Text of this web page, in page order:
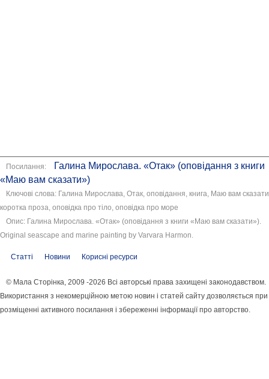
Посилання:
Галина Мирослава. «Отак» (оповідання з книги
«Маю вам сказати»)
Ключові слова: Галина Мирослава, Отак, оповідання, книга, Маю вам
коротка проза, оповідка про тіло, оповідка про море
Опис: Галина Мирослава. «Отак» (оповідання з книги «Маю вам сказати»).
Original seascape and marine painting by Varvara Harmon.
Статті Новини Корисні ресурси
© Мала Сторінка, 2009 -2026 Всі авторські права захищені законодавством.
Використання з некомерційною метою новин і статей сайту дозволяється при
розміщенні активного посилання і збереженні інформації про авторство.